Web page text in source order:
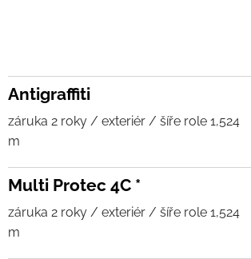
Antigraffiti
záruka 2 roky / exteriér / šíře role 1,524
m
Multi Protec 4C *
záruka 2 roky / exteriér / šíře role 1,524
m